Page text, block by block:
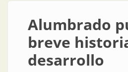
Alumbrado
breve
desarrollo